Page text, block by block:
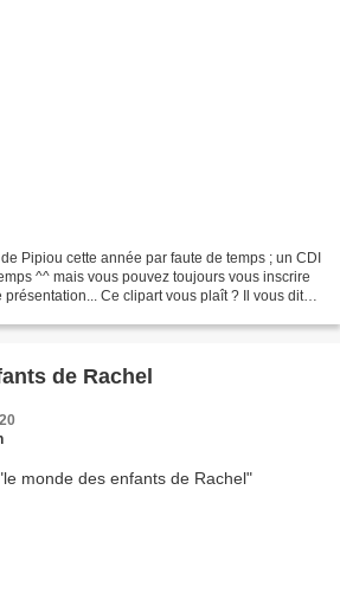
Pipiou cette année par faute de temps ; un CDI
^^ mais vous pouvez toujours vous inscrire
Ce clipart vous plaît ? Il vous dit
de Rachel